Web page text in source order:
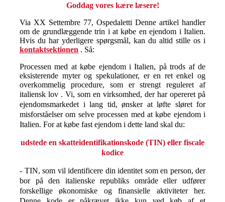
Goddag vores kære læsere!
Via XX Settembre 77, Ospedaletti Denne artikel handler
om de grundlæggende trin i at købe en ejendom i Italien.
Hvis du har yderligere spørgsmål, kan du altid stille os i
kontaktsektionen . Så:
Processen med at købe ejendom i Italien, på trods af de
eksisterende myter og spekulationer, er en ret enkel og
overkommelig procedure, som er strengt reguleret af
italiensk lov . Vi, som en virksomhed, der har opereret på
ejendomsmarkedet i lang tid, ønsker at løfte sløret for
misforståelser om selve processen med at købe ejendom i
Italien. For at købe fast ejendom i dette land skal du:
udstede en skatteidentifikationskode (TIN) eller fiscale
kodice
- TIN, som vil identificere din identitet som en person, der
bor på den italienske republiks område eller udfører
forskellige økonomiske og finansielle aktiviteter her.